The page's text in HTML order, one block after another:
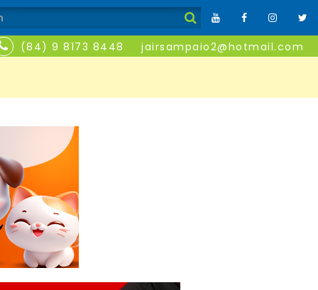
(84) 9 8173 8448 jairsampaio2@hotmail.com